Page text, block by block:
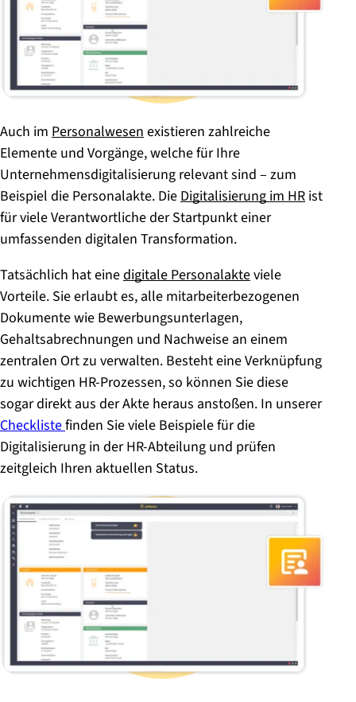
Auch im Personalwesen existieren zahlreiche
Elemente und Vorgänge, welche für Ihre
Unternehmensdigitalisierung relevant sind – zum
Beispiel die Personalakte. Die Digitalisierung im HR ist
für viele Verantwortliche der Startpunkt einer
umfassenden digitalen Transformation.
Tatsächlich hat einedigitale Personalakteviele
Vorteile. Sie erlaubt es, alle mitarbeiterbezogenen
Dokumente wie Bewerbungsunterlagen,
Gehaltsabrechnungen und Nachweise an einem
zentralen Ort zu verwalten. Besteht eine Verknüpfung
zu wichtigen HR-Prozessen, so können Sie diese
sogar direkt aus der Akte heraus anstoßen. In unserer
Checklistefinden Sie viele Beispiele für die
Digitalisierung in der HR-Abteilung und prüfen
zeitgleich Ihren aktuellen Status.